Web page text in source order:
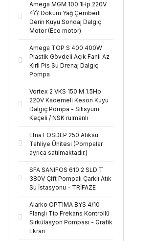
Amega MGM 100 1Hp 220V
4\'\' Döküm Yağ Çemberli
Derin Kuyu Sondaj Dalgıç
Motor (Eco motor)
Amega TOP S 400 400W
Plastik Gövdeli Açık Fanlı Az
Kirli Pis Su Drenaj Dalgıç
Pompa
Vortex 2 VKS 150 M 1.5Hp
220V Kademeli Keson Kuyu
Dalgıç Pompa - Silisyum
Keçeli / NSK rulmanlı
Etna FOSDEP 250 Atıksu
Tahliye Ünitesi (Pompalar
ayrıca satılmaktadır.)
SFA SANIFOS 610 2 SLD T
380V Çift Pompalı Çarklı Atık
Su İstasyonu - TRİFAZE
Alarko OPTIMA BYS 4/10
Flanşlı Tip Frekans Kontrollü
Sirkülasyon Pompası - Grafik
Ekran